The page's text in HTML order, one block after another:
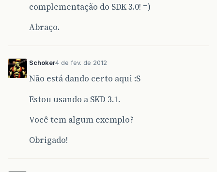
complementação do SDK 3.0! =)
Abraço.
Schoker4 de fev. de 2012
Não está dando certo aqui :S
Estou usando a SKD 3.1.
Você tem algum exemplo?
Obrigado!